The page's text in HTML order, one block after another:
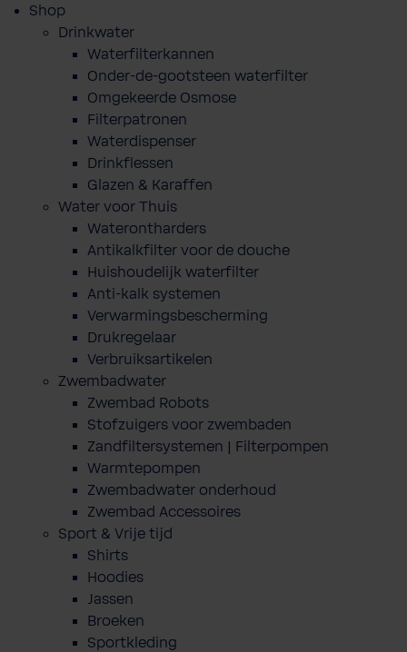
Shop
Drinkwater
Waterfilterkannen
Onder-de-gootsteen waterfilter
Omgekeerde Osmose
Filterpatronen
Waterdispenser
Drinkflessen
Glazen & Karaffen
Water voor Thuis
Waterontharders
Antikalkfilter voor de douche
Huishoudelijk waterfilter
Anti-kalk systemen
Verwarmingsbescherming
Drukregelaar
Verbruiksartikelen
Zwembadwater
Zwembad Robots
Stofzuigers voor zwembaden
Zandfiltersystemen | Filterpompen
Warmtepompen
Zwembadwater onderhoud
Zwembad Accessoires
Sport & Vrije tijd
Shirts
Hoodies
Jassen
Broeken
Sportkleding